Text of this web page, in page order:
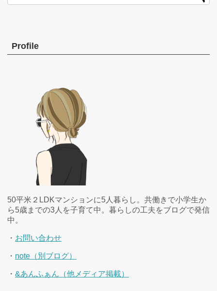
Profile
50平米２LDKマンションに5人暮らし。共働きで小学生か
ら5歳までの3人を子育て中。暮らしの工夫をブログで発信
中。
・ お問い合わせ
・ note（別ブログ）
・ &あんふぁん（他メディア掲載）